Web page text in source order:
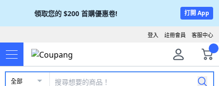
領取您的 $200 首購優惠卷! 打開 App
客服中心
註冊會員
登入
全部